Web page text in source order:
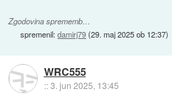
Zgodovina sprememb…
spremenil:damirj79(29. maj 2025 ob 12:37)
WRC555
::3. jun 2025, 13:45